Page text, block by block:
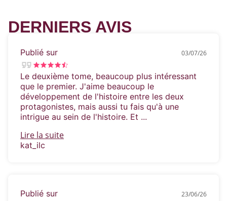
Cependant,aucun joueur ne l’énerve autant que
arrogant que magnifique. Elle a quitté la Californie
en espérant trouver un nouveau départ, et
genre de distraction dont elle n’a pas besoin.
Désormais, il dort dans la pièce d’à côté,
sa carrière de nutritionniste est en suspens et que
DERNIERS AVIS
Publié sur 03/07/26
Le deuxième tome, beaucoup plus intéressant
que le premier. J'aime beaucoup le
développement de l'histoire entre les deux
protagonistes, mais aussi tu fais qu'à une
intrigue au sein de l'histoire. Et ...
Lire la suite
kat_ilc
Publié sur 23/06/26